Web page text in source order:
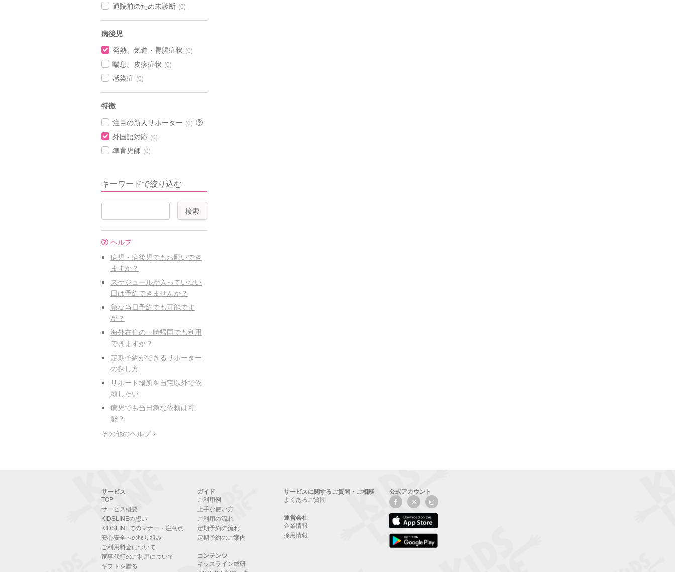
通院前のため未診断 (0)
病後児
発熱、気道・胃腸症状 (0)
喘息、皮疹症状 (0)
感染症 (0)
特徴
注目の新人サポーター (0)
外国語対応 (0)
準育児師 (0)
キーワードで絞り込む
ヘルプ
病児・病後児でもお願いでき
ますか？
スケジュールが入っていない
日は予約できませんか？
急な当日予約でも可能です
か？
海外在住の一時帰国でも利用
できますか？
定期予約ができるサポーター
の探し方
サポート場所を自宅以外で依
頼したい
病児でも当日急な依頼は可
能？
その他のヘルプ
サービス
TOP
サービス概要
KIDSLINEの想い
KIDSLINEでのマナー・注意点
安心安全への取り組み
ご利用料金について
家事代行のご利用について
ギフトを贈る
ガイド
ご利用例
上手な使い方
ご利用の流れ
定期予約の流れ
定期予約のご案内
コンテンツ
キッズライン総研
サービスに関するご質問・ご相談
よくあるご質問
運営会社
企業情報
採用情報
公式アカウント